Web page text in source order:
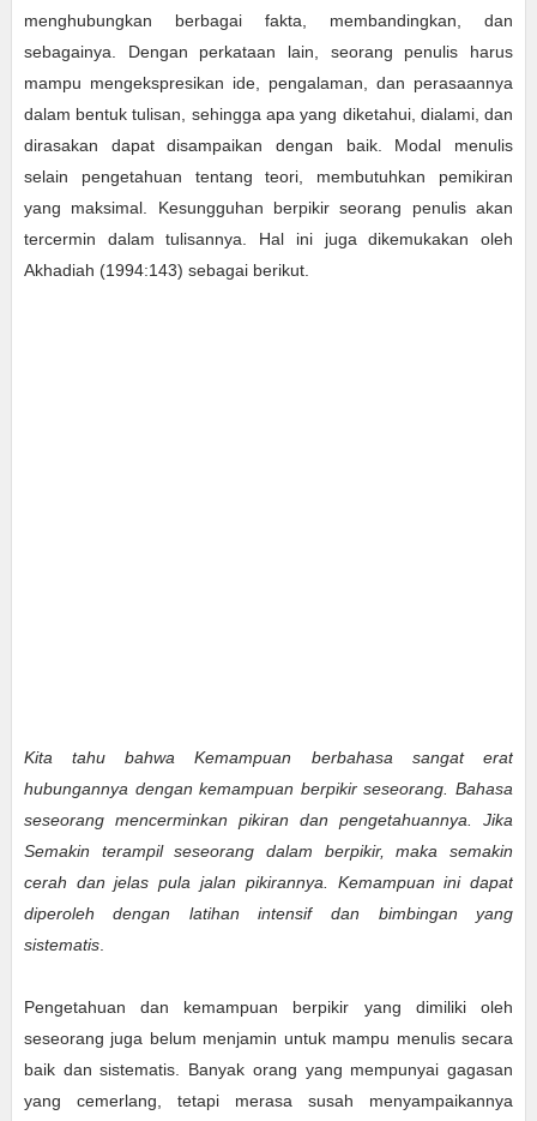
menghubungkan berbagai fakta, membandingkan, dan
sebagainya. Dengan perkataan lain, seorang penulis harus
mampu mengekspresikan ide, pengalaman, dan perasaannya
dalam bentuk tulisan, sehingga apa yang diketahui, dialami, dan
dirasakan dapat disampaikan dengan baik. Modal menulis
selain pengetahuan tentang teori, membutuhkan pemikiran
yang maksimal. Kesungguhan berpikir seorang penulis akan
tercermin dalam tulisannya. Hal ini juga dikemukakan oleh
Akhadiah (1994:143) sebagai berikut.
Kita tahu bahwa Kemampuan berbahasa sangat erat
hubungannya dengan kemampuan berpikir seseorang. Bahasa
seseorang mencerminkan pikiran dan pengetahuannya. Jika
Semakin terampil seseorang dalam berpikir, maka semakin
cerah dan jelas pula jalan pikirannya. Kemampuan ini dapat
diperoleh dengan latihan intensif dan bimbingan yang
sistematis.
Pengetahuan dan kemampuan berpikir yang dimiliki oleh
seseorang juga belum menjamin untuk mampu menulis secara
baik dan sistematis. Banyak orang yang mempunyai gagasan
yang cemerlang, tetapi merasa susah menyampaikannya